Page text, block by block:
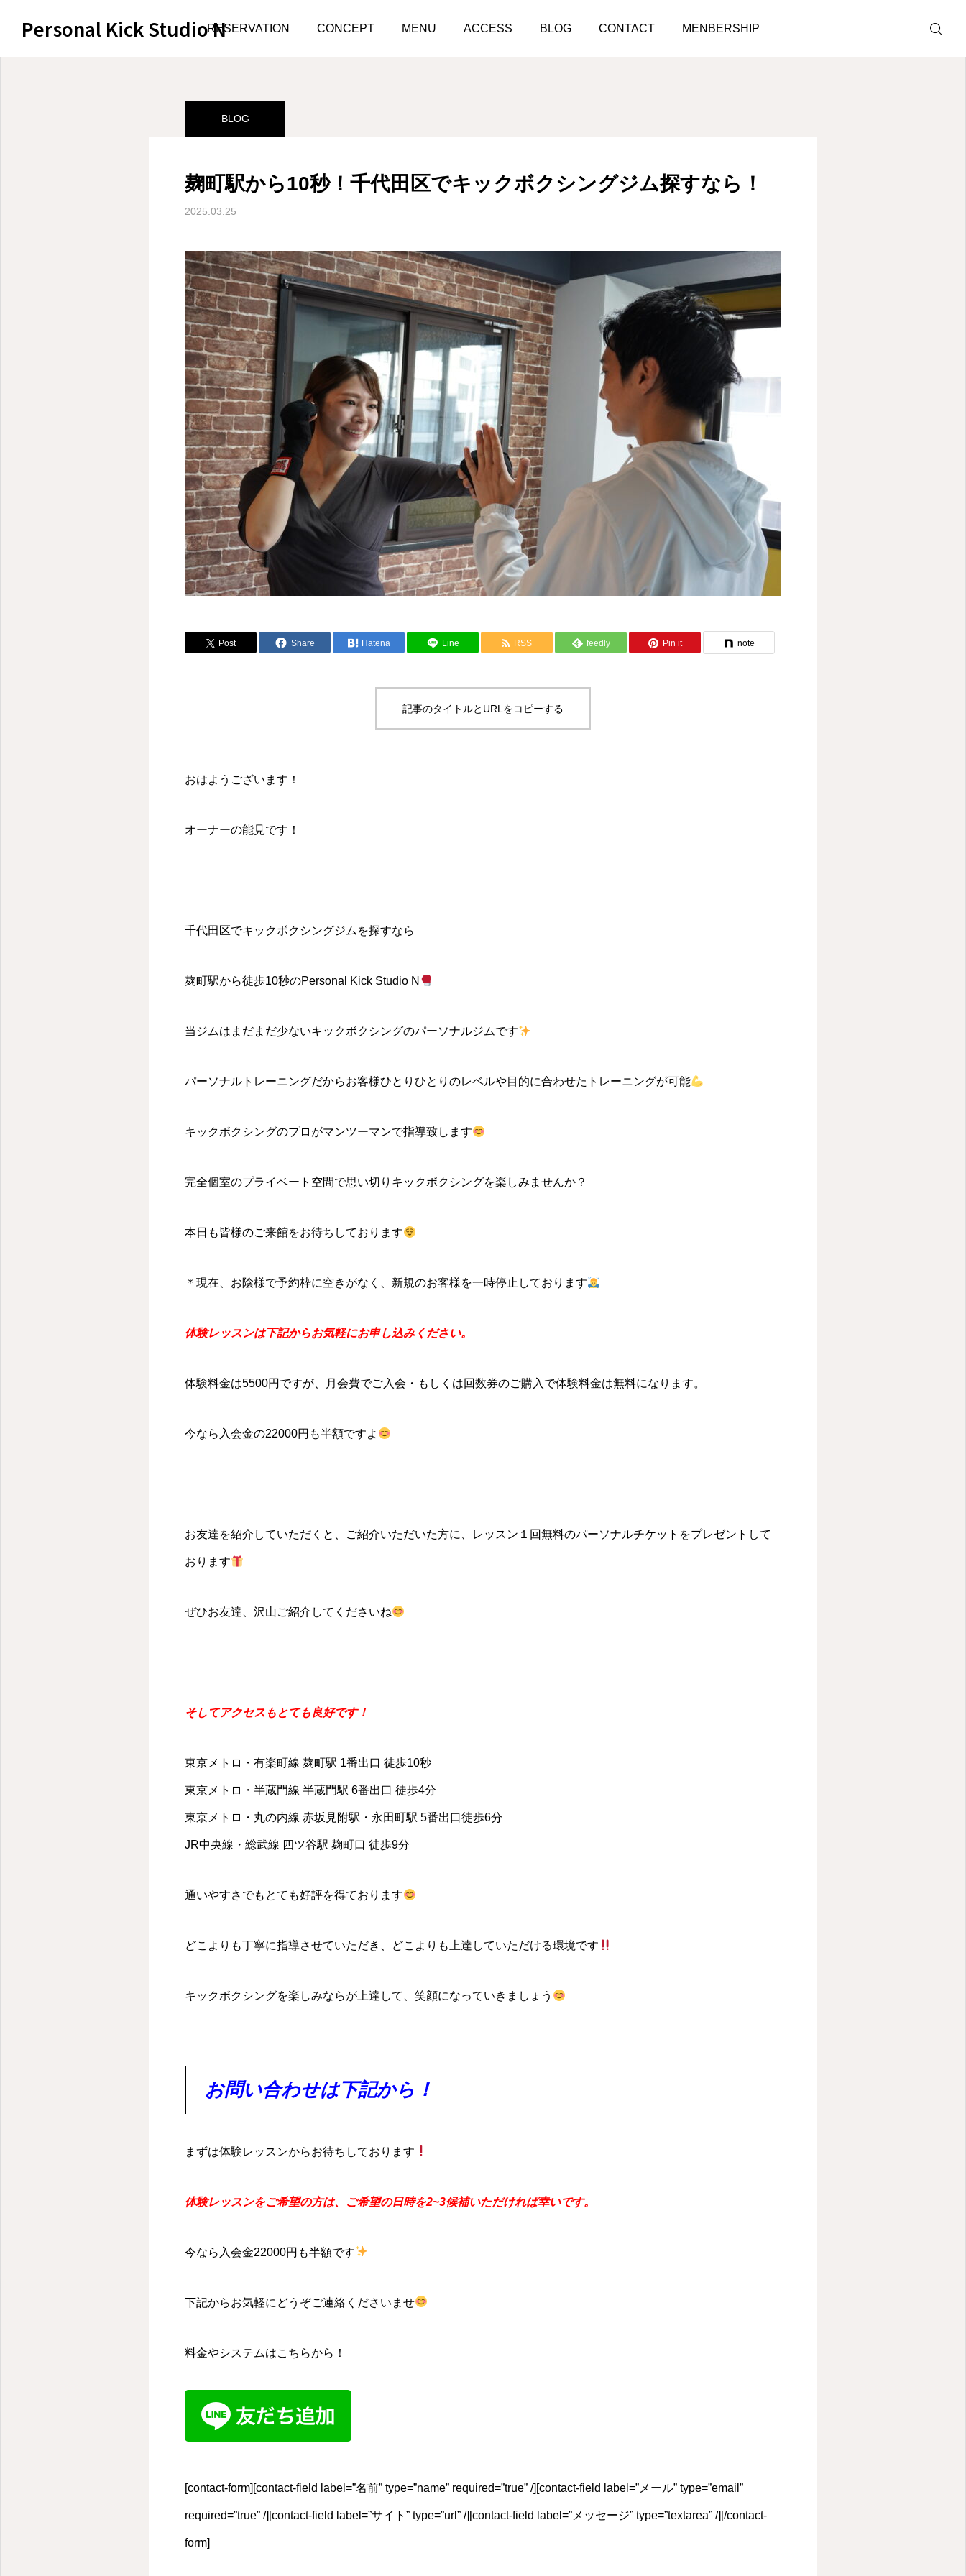
Personal Kick Studio NRESERVATION CONCEPT MENU ACCESS BLOG CONTACT MENBERSHIP
サンプルページ BLOG 麹町駅から10秒！千代田区でキックボクシングジム探すなら！
BLOG
麹町駅から10秒！千代田区でキックボクシングジム探すなら！
2025.03.25
Post Share Hatena Line RSS feedly Pin it note
記事のタイトルとURLをコピーする
おはようございます！
オーナーの能見です！
千代田区でキックボクシングジムを探すなら
麹町駅から徒歩10秒のPersonal Kick Studio N
当ジムはまだまだ少ないキックボクシングのパーソナルジムです
パーソナルトレーニングだからお客様ひとりひとりのレベルや目的に合わせたトレーニングが可能
キックボクシングのプロがマンツーマンで指導致します
完全個室のプライベート空間で思い切りキックボクシングを楽しみませんか？
本日も皆様のご来館をお待ちしております
＊現在、お陰様で予約枠に空きがなく、新規のお客様を一時停止しております
体験レッスンは下記からお気軽にお申し込みください。
体験料金は5500円ですが、月会費でご入会・もしくは回数券のご購入で体験料金は無料になります。
今なら入会金の22000円も半額ですよ
お友達を紹介していただくと、ご紹介いただいた方に、レッスン１回無料のパーソナルチケットをプレゼントして
おります
ぜひお友達、沢山ご紹介してくださいね
そしてアクセスもとても良好です！
東京メトロ・有楽町線 麹町駅 1番出口 徒歩10秒
東京メトロ・半蔵門線 半蔵門駅 6番出口 徒歩4分
東京メトロ・丸の内線 赤坂見附駅・永田町駅 5番出口徒歩6分
JR中央線・総武線 四ツ谷駅 麹町口 徒歩9分
通いやすさでもとても好評を得ております
どこよりも丁寧に指導させていただき、どこよりも上達していただける環境です
キックボクシングを楽しみならが上達して、笑顔になっていきましょう
お問い合わせは下記から！
まずは体験レッスンからお待ちしております
体験レッスンをご希望の方は、ご希望の日時を2~3候補いただければ幸いです。
今なら入会金22000円も半額です
下記からお気軽にどうぞご連絡くださいませ
料金やシステムはこちらから！
[contact-form][contact-field label=”名前” type=”name” required=”true” /][contact-field label=”メール” type=”email”
required=”true” /][contact-field label=”サイト” type=”url” /][contact-field label=”メッセージ” type=”textarea” /][/contact-
form]